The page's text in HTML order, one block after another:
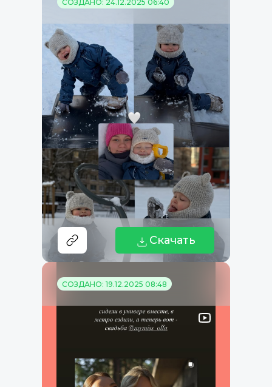
СОЗДАНО: 24.12.2025 06:40
Скачать
СОЗДАНО: 19.12.2025 08:48